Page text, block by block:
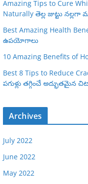
Amazing Tips to Cure
Naturally తెల్ల జుట్టు
Best Amazing Health
ఉపయోగాలు
10 Amazing Benefits of
Best 8 Tips to Reduce
పగుళ్లు తగ్గించే అద్భుతమైన
Archives
July 2022
June 2022
May 2022